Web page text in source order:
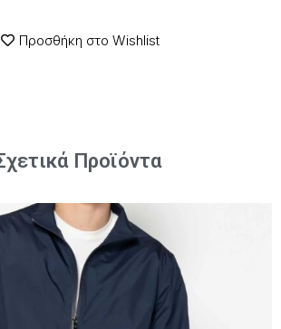
Προσθήκη στο Wishlist
Προϊόντα